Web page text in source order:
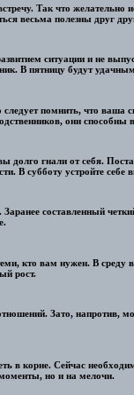
Так что
весьма полезны друг
ситуации и не
В пятницу будут
помнить, что ваша
они
долго гнали от себя.
В субботу устройте
составленный
кто вам нужен. В
рост.
Зато,
в корне. Сейчас
но и на мелочи.